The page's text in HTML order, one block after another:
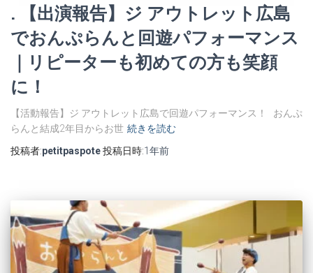
. 【出演報告】ジ アウトレット広島
でおんぷらんと回遊パフォーマンス
｜リピーターも初めての方も笑顔
に！
【活動報告】ジ アウトレット広島で回遊パフォーマンス！ おんぷ
らんと結成2年目からお世 続きを読む
投稿者:petitpaspote投稿日時:1年前